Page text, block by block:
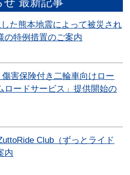
した熊本地震によって被災され
の特例措置のご案内
傷害保険付き二輪車向けロー
ロードサービス」提供開始の
Club（ずっとライド
内